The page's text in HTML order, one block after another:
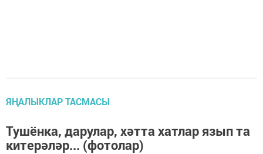
ЯҢАЛЫКЛАР ТАСМАСЫ
Тушёнка, дарулар, хәтта хатлар язып та
китерәләр... (фотолар)